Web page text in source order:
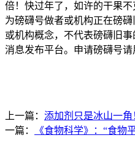
倍！快过年了，如许的干果
为磅礴号做者或机构正在磅
或机构概念，不代表磅礴旧
消息发布平台。申请磅礴号请
上一篇： 添加剂只是冰山一
一篇：
《食物科学》：“食物